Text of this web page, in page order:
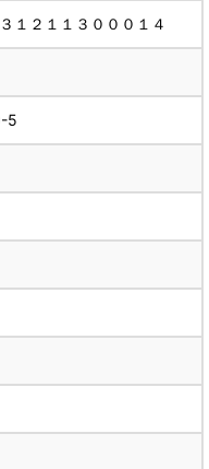
２１１３０００１４
5